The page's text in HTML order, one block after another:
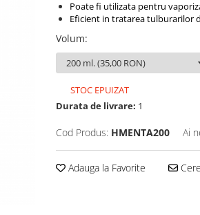
Poate fi utilizata pentru
Eficient in tratarea tulburarilor
Volum:
STOC EPUIZAT
Durata de livrare: 1
Cod Produs: HMENTA200 Ai
Adauga la Favorite